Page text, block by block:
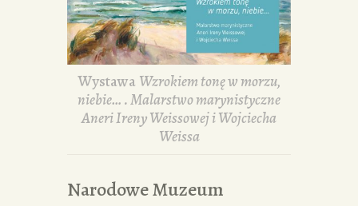
Wystawa Wzrokiem tonę w morzu,
niebie… . Malarstwo marynistyczne
Aneri Ireny Weissowej i Wojciecha
Weissa
Narodowe Muzeum